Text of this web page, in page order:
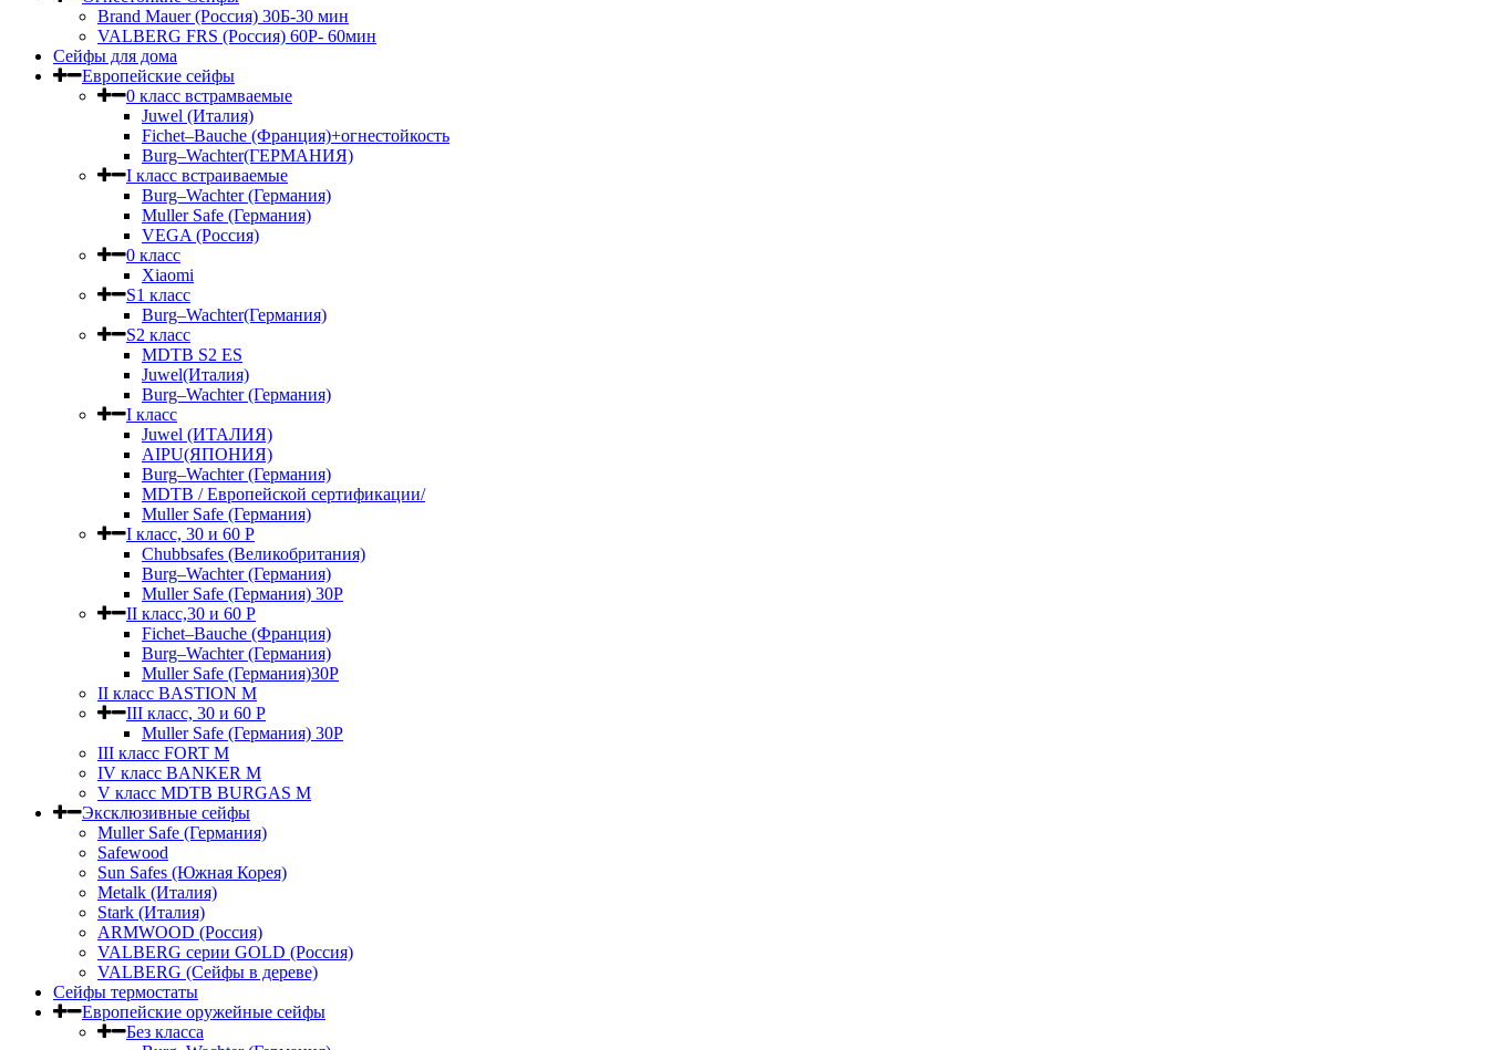
Brand Mauer (Россия) 30Б-30 мин
VALBERG FRS (Россия) 60Р- 60мин
Сейфы для дома
Европейские сейфы
0 класс встрамваемые
Juwel (Италия)
Fichet–Bauche (Франция)+огнестойкость
Burg–Wachter(ГЕРМАНИЯ)
I класс встраиваемые
Burg–Wachter (Германия)
Muller Safe (Германия)
VEGA (Россия)
0 класс
Xiaomi
S1 класс
Burg–Wachter(Германия)
S2 класс
MDTB S2 ES
Juwel(Италия)
Burg–Wachter (Германия)
I класс
Juwel (ИТАЛИЯ)
AIPU(ЯПОНИЯ)
Burg–Wachter (Германия)
MDTB / Европейской сертификации/
Muller Safe (Германия)
I класс, 30 и 60 P
Chubbsafes (Великобритания)
Burg–Wachter (Германия)
Muller Safe (Германия) 30Р
II класс,30 и 60 P
Fichet–Bauche (Франция)
Burg–Wachter (Германия)
Muller Safe (Германия)30P
II класс BASTION M
III класс, 30 и 60 P
Muller Safe (Германия) 30Р
III класс FORT M
IV класс BANKER M
V класс МDTB BURGAS M
Эксклюзивные сейфы
Muller Safe (Германия)
Safewood
Sun Safes (Южная Корея)
Metalk (Италия)
Stark (Италия)
ARMWOOD (Россия)
VALBERG серии GOLD (Россия)
VALBERG (Сейфы в дереве)
Сейфы термостаты
Европейские оружейные сейфы
Без класса